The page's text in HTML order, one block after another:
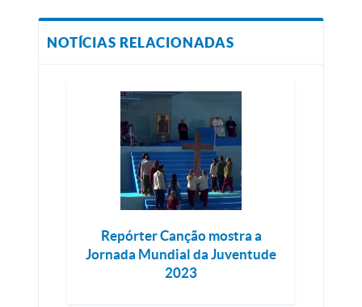
NOTÍCIAS RELACIONADAS
Repórter Canção mostra a
Jornada Mundial da Juventude
2023